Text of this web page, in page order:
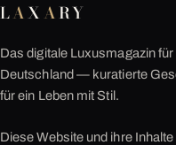
LAXARY
Das digitale Luxusmagazin für
Deutschland — kuratierte
für ein Leben mit Stil.
Diese Website und ihre Inhalte